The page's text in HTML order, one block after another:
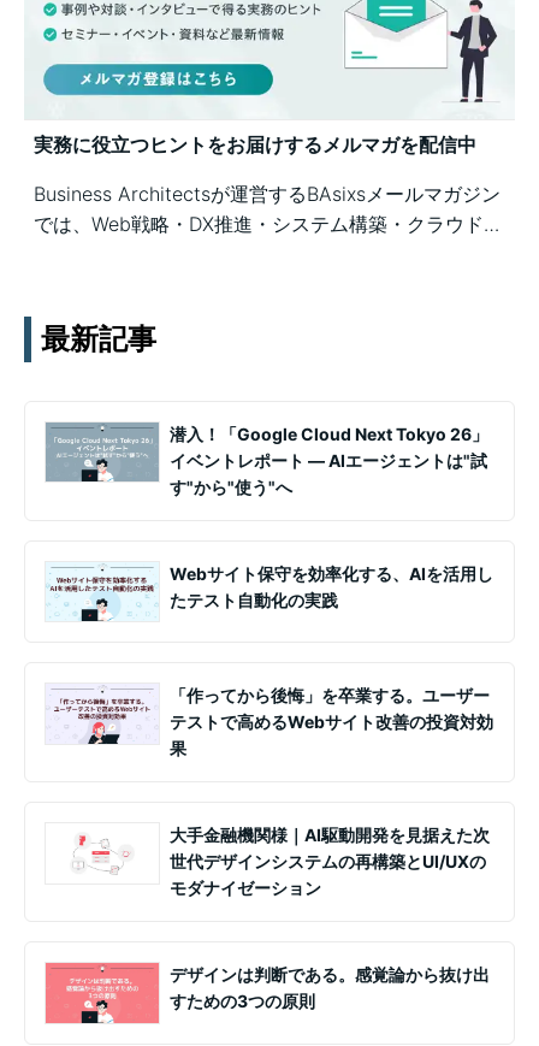
実務に役立つヒントをお届けするメルマガを配信中
Business Architectsが運営するBAsixsメールマガジン
では、Web戦略・DX推進・システム構築・クラウド活
最新記事
潜入！「Google Cloud Next Tokyo 26」
イベントレポート ― AIエージェントは"試
す"から"使う"へ
Webサイト保守を効率化する、AIを活用し
たテスト自動化の実践
「作ってから後悔」を卒業する。ユーザー
テストで高めるWebサイト改善の投資対効
果
大手金融機関様｜AI駆動開発を見据えた次
世代デザインシステムの再構築とUI/UXの
モダナイゼーション
デザインは判断である。感覚論から抜け出
すための3つの原則